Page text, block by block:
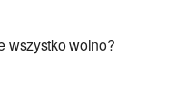
wszystko wolno?